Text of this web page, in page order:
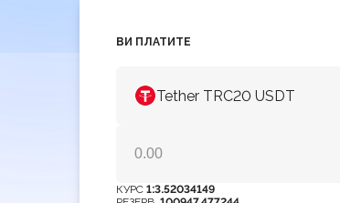
ВИ ПЛАТИТЕ
Tether TRC20 USDT
КУРС 1:3.52034149